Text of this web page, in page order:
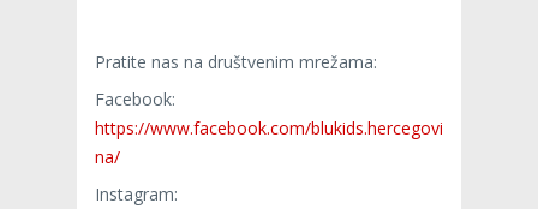
Pratite nas na društvenim mrežama:
Facebook:
https://www.facebook.com/blukids.hercegovi
na/
Instagram: